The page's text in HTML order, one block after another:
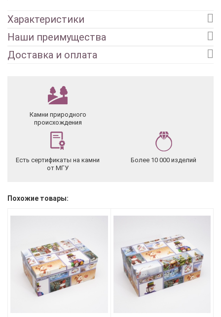
Характеристики
Наши преимущества
Доставка и оплата
Камни природного
происхождения
Есть сертификаты на камни
от МГУ
Более 10 000 изделий
Похожие товары: